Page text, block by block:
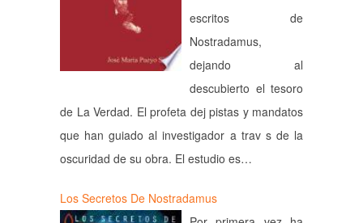
escritos de
Nostradamus,
dejando al
descubierto el tesoro
de La Verdad. El profeta dej pistas y mandatos
que han guiado al investigador a trav s de la
oscuridad de su obra. El estudio es…
Los Secretos De Nostradamus